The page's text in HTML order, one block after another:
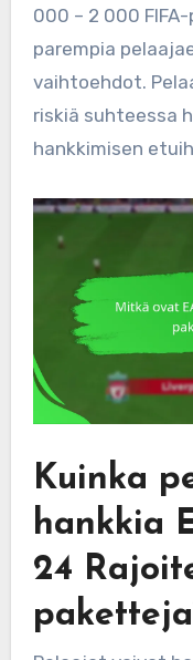
000 – 2 000
parempia
vaihtoehdot.
riskiä suhteessa
hankkimisen
Kuinka
hankkia
24